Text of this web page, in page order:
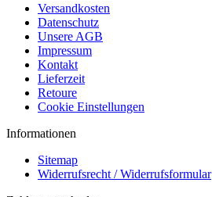
Versandkosten
Datenschutz
Unsere AGB
Impressum
Kontakt
Lieferzeit
Retoure
Cookie Einstellungen
Informationen
Sitemap
Widerrufsrecht / Widerrufsformular